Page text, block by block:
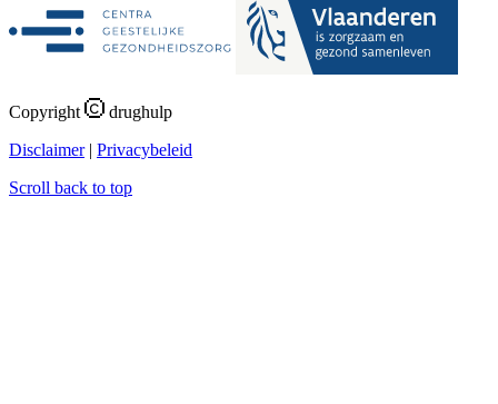
Copyright
drughulp
Disclaimer| Privacybeleid
Scroll back to top